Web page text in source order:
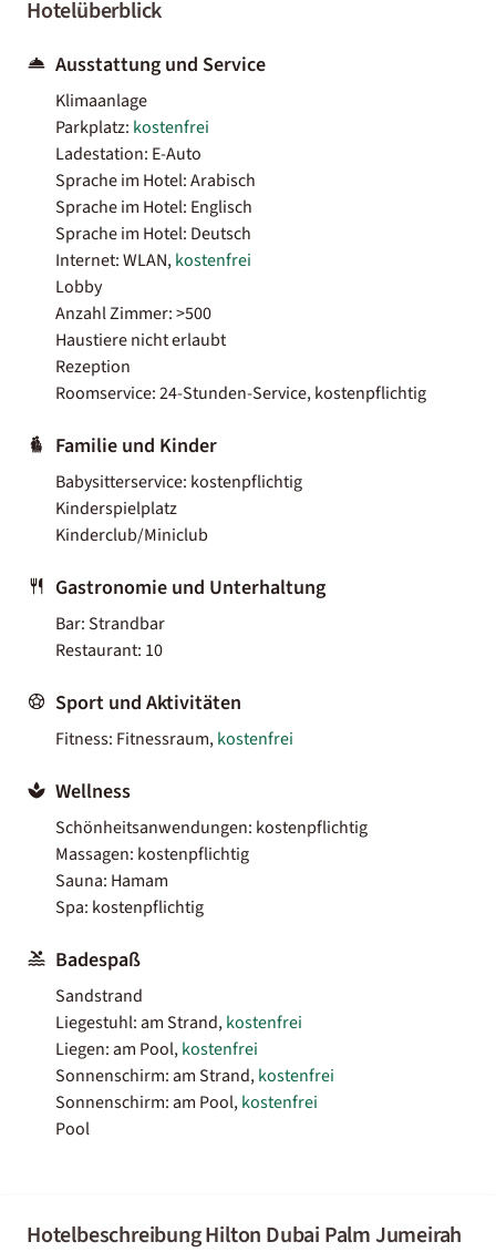
Hotelüberblick
Ausstattung und Service
Klimaanlage
Parkplatz: kostenfrei
Ladestation: E-Auto
Sprache im Hotel: Arabisch
Sprache im Hotel: Englisch
Sprache im Hotel: Deutsch
Internet: WLAN,kostenfrei
Lobby
Anzahl Zimmer: >500
Haustiere nicht erlaubt
Rezeption
Roomservice: 24-Stunden-Service, kostenpflichtig
Familie und Kinder
Babysitterservice: kostenpflichtig
Kinderspielplatz
Kinderclub/Miniclub
Gastronomie und Unterhaltung
Bar: Strandbar
Restaurant: 10
Sport und Aktivitäten
Fitness: Fitnessraum,kostenfrei
Wellness
Schönheitsanwendungen: kostenpflichtig
Massagen: kostenpflichtig
Sauna: Hamam
Spa: kostenpflichtig
Badespaß
Sandstrand
Liegestuhl: am Strand,kostenfrei
Liegen: am Pool,kostenfrei
Sonnenschirm: am Strand,kostenfrei
Sonnenschirm: am Pool,kostenfrei
Pool
Hotelbeschreibung Hilton Dubai Palm Jumeirah